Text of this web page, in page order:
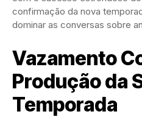
confirmação da nova
dominar as conversas sobre
Vazamento
Produção da
Temporada